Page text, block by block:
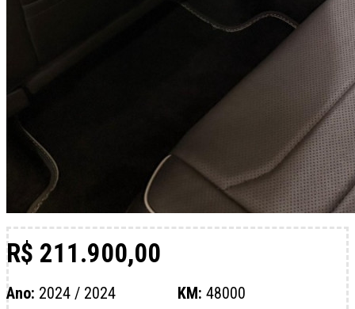
R$ 211.900,00
Ano: 2024 / 2024 KM: 48000